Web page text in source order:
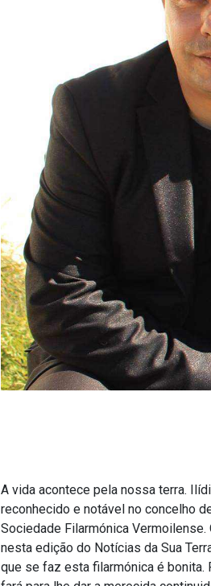
A vida acontece pela nossa terra.
reconhecido e notável no concelho
Sociedade Filarmónica
nesta edição do Notícias da Sua
que se faz esta filarmónica é bonita.